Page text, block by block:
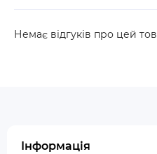
Немає відгуків про цей
Інформація